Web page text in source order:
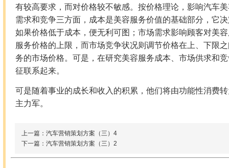
有较高要求，而对价格较不敏感。按价格理论，影响汽车
需求和竞争三方面，成本是美容服务价值的基础部分，它
如果价格低于成本，便无利可图；市场需求影响顾客对美
服务价格的上限，而市场竞争状况则调节价格在上、下限
务的市场价格。可是，在研究美容服务成本、市场供求和
征联系起来。
可是随着事业的成长和收入的积累，他们将由功能性消费
主力军。
上一篇：汽车营销策划方案（三）4
下一篇：汽车营销策划方案（三）2